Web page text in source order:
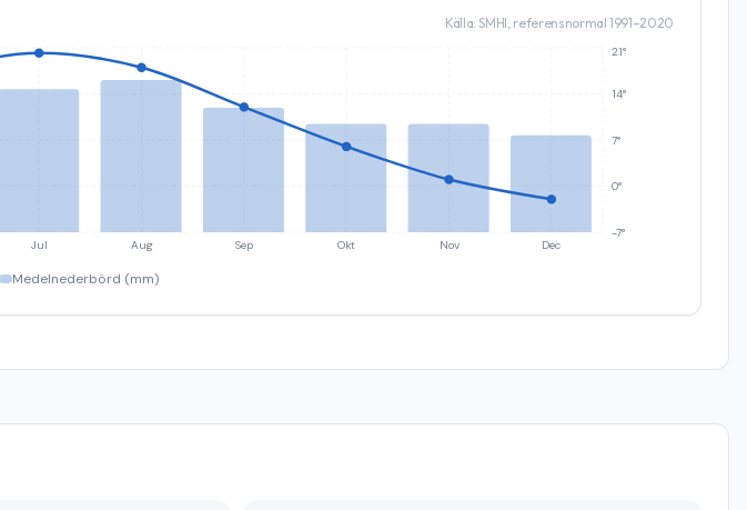
Källa: SMHI, referensnormal 1991–2020
Jul Aug Sep Okt Nov Dec
-7°
0°
7°
14°
21°
Medelnederbörd (mm)